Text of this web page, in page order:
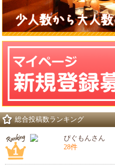
総合投稿数ランキング
ぴぐもんさん
28件